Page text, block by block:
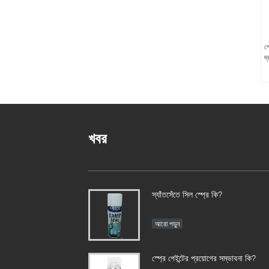
খবর
স্যাঁতসেঁতে সিল স্প্রে কি?
আরো পড়ুন
স্প্রে পেইন্টের প্রয়োগের সম্ভাবনা কি?